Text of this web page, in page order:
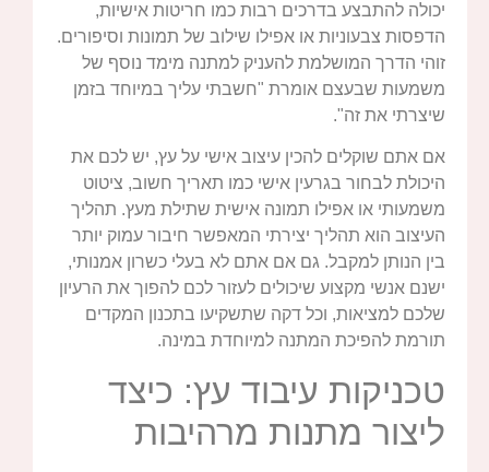
יכולה להתבצע בדרכים רבות כמו חריטות אישיות,
הדפסות צבעוניות או אפילו שילוב של תמונות וסיפורים.
זוהי הדרך המושלמת להעניק למתנה מימד נוסף של
משמעות שבעצם אומרת "חשבתי עליך במיוחד בזמן
שיצרתי את זה".
אם אתם שוקלים להכין עיצוב אישי על עץ, יש לכם את
היכולת לבחור בגרעין אישי כמו תאריך חשוב, ציטוט
משמעותי או אפילו תמונה אישית שתילת מעץ. תהליך
העיצוב הוא תהליך יצירתי המאפשר חיבור עמוק יותר
בין הנותן למקבל. גם אם אתם לא בעלי כשרון אמנותי,
ישנם אנשי מקצוע שיכולים לעזור לכם להפוך את הרעיון
שלכם למציאות, וכל דקה שתשקיעו בתכנון המקדים
תורמת להפיכת המתנה למיוחדת במינה.
טכניקות עיבוד עץ: כיצד
ליצור מתנות מרהיבות